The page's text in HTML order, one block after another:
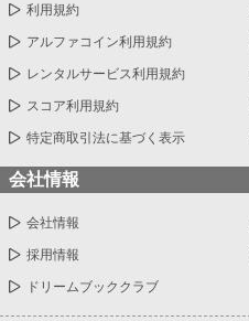
利用規約
アルファコイン利用規約
レンタルサービス利用規約
スコア利用規約
特定商取引法に基づく表示
会社情報
会社情報
採用情報
ドリームブッククラブ